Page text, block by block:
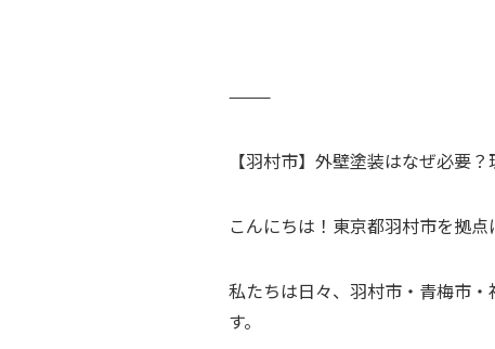
⸻
【羽村市】外壁塗装はなぜ必要
こんにちは！東京都羽村市を拠
私たちは日々、羽村市・青梅市
す。